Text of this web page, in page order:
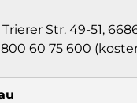
Str. 49-51,
60 75 600